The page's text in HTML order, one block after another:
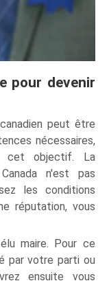
pour devenir
peut être
nécessaires,
cet objectif. La
n'est pas
les conditions
réputation, vous
maire. Pour ce
par votre parti ou
ensuite vous